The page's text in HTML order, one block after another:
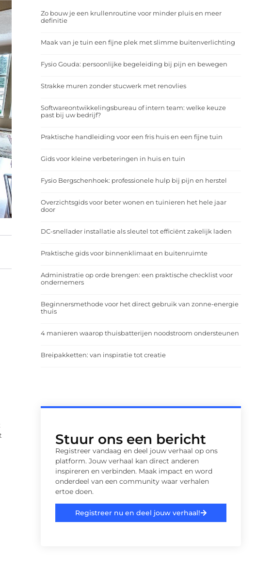
Zo bouw je een krullenroutine voor minder pluis en meer
definitie
Maak van je tuin een fijne plek met slimme buitenverlichting
Fysio Gouda: persoonlijke begeleiding bij pijn en bewegen
Strakke muren zonder stucwerk met renovlies
Softwareontwikkelingsbureau of intern team: welke keuze
past bij uw bedrijf?
Praktische handleiding voor een fris huis en een fijne tuin
Gids voor kleine verbeteringen in huis en tuin
Fysio Bergschenhoek: professionele hulp bij pijn en herstel
Overzichtsgids voor beter wonen en tuinieren het hele jaar
door
DC-snellader installatie als sleutel tot efficiënt zakelijk laden
Praktische gids voor binnenklimaat en buitenruimte
Administratie op orde brengen: een praktische checklist voor
ondernemers
Beginnersmethode voor het direct gebruik van zonne-energie
thuis
4 manieren waarop thuisbatterijen noodstroom ondersteunen
Breipakketten: van inspiratie tot creatie
Stuur ons een bericht
Registreer vandaag en deel jouw verhaal op ons
platform. Jouw verhaal kan direct anderen
inspireren en verbinden. Maak impact en word
onderdeel van een community waar verhalen
ertoe doen.
Registreer nu en deel jouw verhaal!